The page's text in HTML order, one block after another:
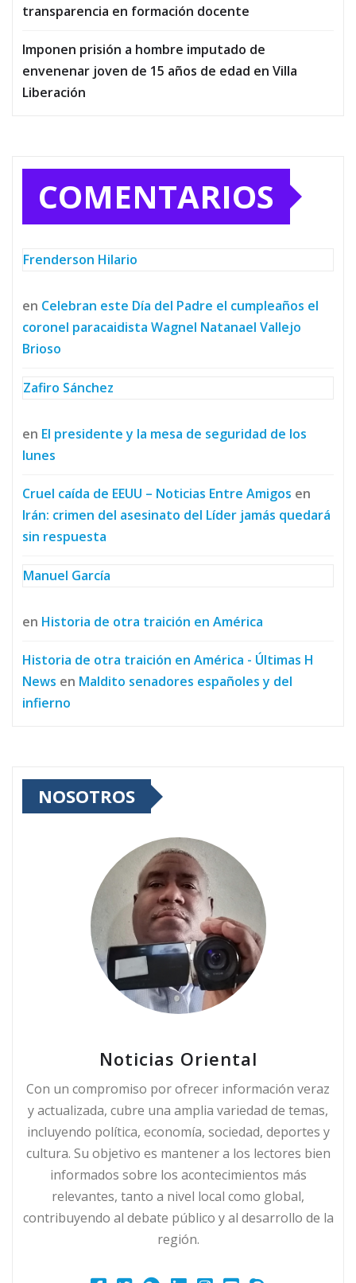
transparencia en formación docente
Imponen prisión a hombre imputado de
envenenar joven de 15 años de edad en Villa
Liberación
COMENTARIOS
Frenderson Hilario
en Celebran este Día del Padre el cumpleaños el
coronel paracaidista Wagnel Natanael Vallejo
Brioso
Zafiro Sánchez
en El presidente y la mesa de seguridad de los
lunes
Cruel caída de EEUU – Noticias Entre Amigos en
Irán: crimen del asesinato del Líder jamás quedará
sin respuesta
Manuel García
en Historia de otra traición en América
Historia de otra traición en América - Últimas H
News en Maldito senadores españoles y del
infierno
NOSOTROS
Noticias Oriental
Con un compromiso por ofrecer información veraz
y actualizada, cubre una amplia variedad de temas,
incluyendo política, economía, sociedad, deportes y
cultura. Su objetivo es mantener a los lectores bien
informados sobre los acontecimientos más
relevantes, tanto a nivel local como global,
contribuyendo al debate público y al desarrollo de la
región.